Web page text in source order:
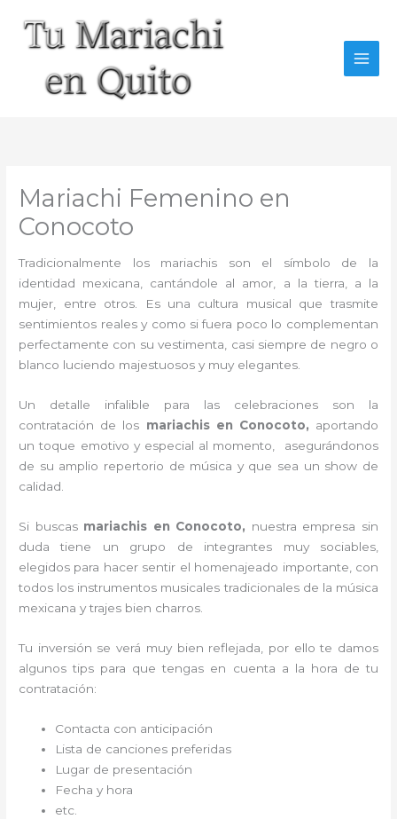
contenido
Mariachi Femenino en
Conocoto
Tradicionalmente los mariachis son el símbolo de la
identidad mexicana, cantándole al amor, a la tierra, a la
mujer, entre otros. Es una cultura musical que trasmite
sentimientos reales y como si fuera poco lo complementan
perfectamente con su vestimenta, casi siempre de negro o
blanco luciendo majestuosos y muy elegantes.
Un detalle infalible para las celebraciones son la
contratación de los mariachis en Conocoto, aportando
un toque emotivo y especial al momento, asegurándonos
de su amplio repertorio de música y que sea un show de
calidad.
Si buscas mariachis en Conocoto, nuestra empresa sin
duda tiene un grupo de integrantes muy sociables,
elegidos para hacer sentir el homenajeado importante, con
todos los instrumentos musicales tradicionales de la música
mexicana y trajes bien charros.
Tu inversión se verá muy bien reflejada, por ello te damos
algunos tips para que tengas en cuenta a la hora de tu
contratación:
Contacta con anticipación
Lista de canciones preferidas
Lugar de presentación
Fecha y hora
etc.